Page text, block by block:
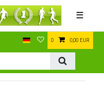
☰
0 0,00 EUR